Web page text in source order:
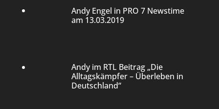
Andy Engel in PRO 7 Newstime
am 13.03.2019
Andy im RTL Beitrag „Die
Alltagskämpfer – Überleben in
Deutschland“